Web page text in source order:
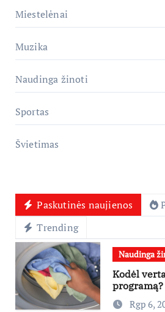
Miestelėnai
Muzika
Naudinga žinoti
Sportas
Švietimas
Paskutinės naujienos
Trending
Naudinga
Kodėl
Rgp 6,